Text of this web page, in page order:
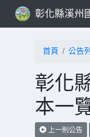
彰化縣溪州
首頁 公告
彰化
本一
上一則公告